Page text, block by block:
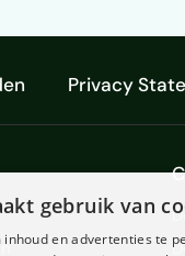
Privacy
gebruik van
en advertenties te